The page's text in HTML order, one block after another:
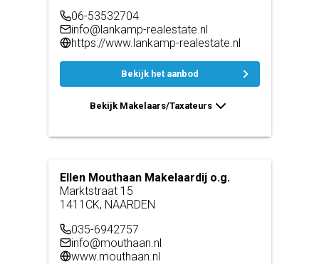
06-53532704
info@lankamp-realestate.nl
https://www.lankamp-realestate.nl
Bekijk het aanbod
Bekijk Makelaars/Taxateurs
Ellen Mouthaan Makelaardij o.g.
Marktstraat 15
1411CK, NAARDEN
035-6942757
info@mouthaan.nl
www.mouthaan.nl